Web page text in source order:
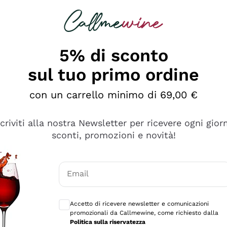
è male ma secondo me ci sono alternative che
5% di sconto
sul tuo primo ordine
con un carrello minimo di 69,00 €
alla nostra Newsletter per ricevere ogni
sconti, promozioni e novità!
Email
Accetto di ricevere newsletter e comunicazioni
promozionali da Callmewine, come richiesto dalla
Politica sulla riservatezza